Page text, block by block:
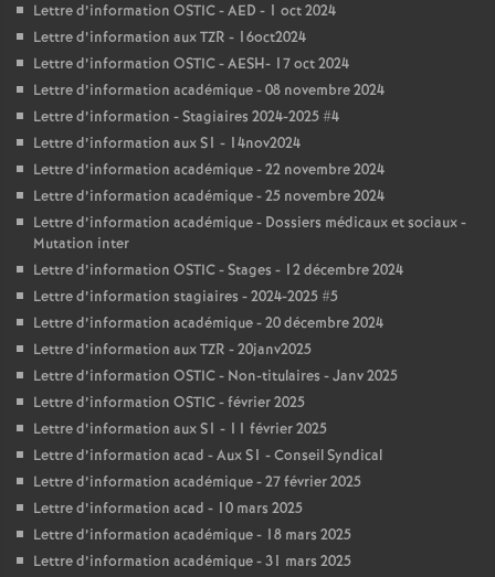
Lettre d’information OSTIC - AED - 1 oct 2024
Lettre d’information aux TZR - 16oct2024
Lettre d’information OSTIC - AESH- 17 oct 2024
Lettre d’information académique - 08 novembre 2024
Lettre d’information - Stagiaires 2024-2025 #4
Lettre d’information aux S1 - 14nov2024
Lettre d’information académique - 22 novembre 2024
Lettre d’information académique - 25 novembre 2024
Lettre d’information académique - Dossiers médicaux et sociaux -
Mutation inter
Lettre d’information OSTIC - Stages - 12 décembre 2024
Lettre d’information stagiaires - 2024-2025 #5
Lettre d’information académique - 20 décembre 2024
Lettre d’information aux TZR - 20janv2025
Lettre d’information OSTIC - Non-titulaires - Janv 2025
Lettre d’information OSTIC - février 2025
Lettre d’information aux S1 - 11 février 2025
Lettre d’information acad - Aux S1 - Conseil Syndical
Lettre d’information académique - 27 février 2025
Lettre d’information acad - 10 mars 2025
Lettre d’information académique - 18 mars 2025
Lettre d’information académique - 31 mars 2025